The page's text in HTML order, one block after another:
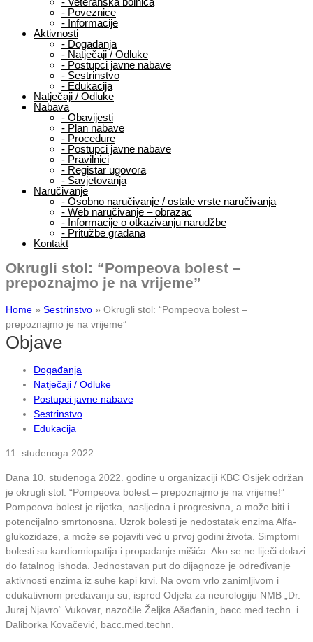
- Poveznice
- Informacije
Aktivnosti
- Događanja
- Natječaji / Odluke
- Postupci javne nabave
- Sestrinstvo
- Edukacija
Natječaji / Odluke
Nabava
- Obavijesti
- Plan nabave
- Procedure
- Postupci javne nabave
- Pravilnici
- Registar ugovora
- Savjetovanja
Naručivanje
- Osobno naručivanje / ostale vrste naručivanja
- Web naručivanje – obrazac
- Informacije o otkazivanju narudžbe
- Pritužbe građana
Kontakt
Okrugli stol: “Pompeova bolest –
prepoznajmo je na vrijeme”
Home » Sestrinstvo » Okrugli stol: “Pompeova bolest –
prepoznajmo je na vrijeme”
Objave
Događanja
Natječaji / Odluke
Postupci javne nabave
Sestrinstvo
Edukacija
11. studenoga 2022.
Dana 10. studenoga 2022. godine u organizaciji KBC Osijek održan
je okrugli stol: “Pompeova bolest – prepoznajmo je na vrijeme!”
Pompeova bolest je rijetka, nasljedna i progresivna, a može biti i
potencijalno smrtonosna. Uzrok bolesti je nedostatak enzima Alfa-
glukozidaze, a može se pojaviti već u prvoj godini života. Simptomi
bolesti su kardiomiopatija i propadanje mišića. Ako se ne liječi dolazi
do fatalnog ishoda. Jednostavan put do dijagnoze je određivanje
aktivnosti enzima iz suhe kapi krvi. Na ovom vrlo zanimljivom i
edukativnom predavanju su, ispred Odjela za neurologiju NMB „Dr.
Juraj Njavro“ Vukovar, nazočile Željka Ašađanin, bacc.med.techn. i
Daliborka Kovačević, bacc.med.techn.